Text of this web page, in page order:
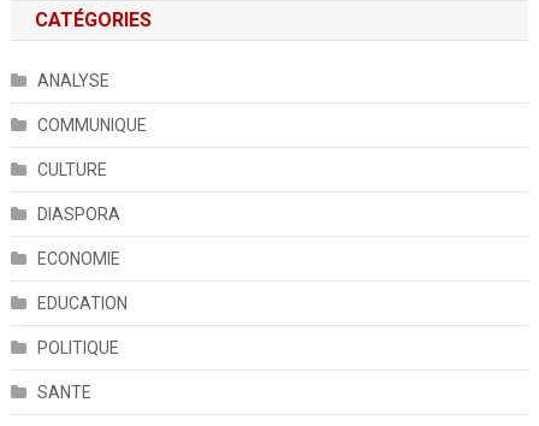
CATÉGORIES
ANALYSE
COMMUNIQUE
CULTURE
DIASPORA
ECONOMIE
EDUCATION
POLITIQUE
SANTE